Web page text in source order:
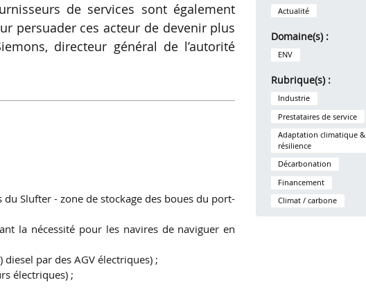
de services sont également
persuader ces acteur de devenir plus
directeur général de l’autorité
Slufter - zone de stockage des boues du port-
la nécessité pour les navires de naviguer en
par des AGV électriques) ;
électriques) ;
Actualité
Domaine(s) :
ENV
Rubrique(s) :
Industrie
Prestataires de service
Adaptation climatique &
résilience
Décarbonation
Financement
Climat / carbone